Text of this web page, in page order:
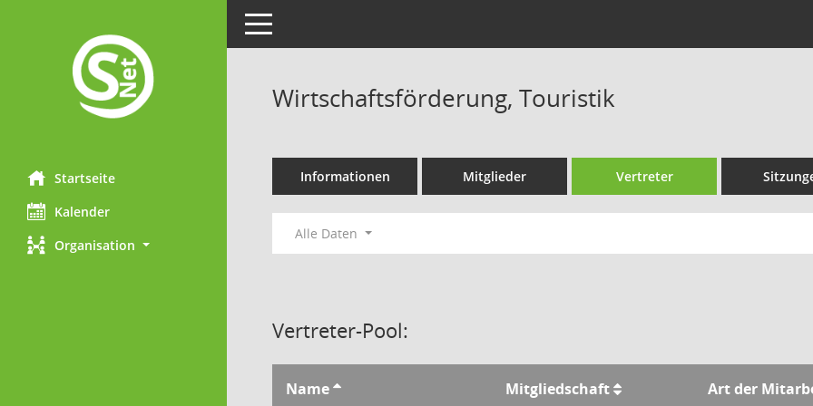
Startseite
Kalender
Organisation
Toggle navigation
Wirtschaftsförderung, Touristik
Informationen Mitglieder Vertreter
Alle Daten
Vertreter-Pool:
Name Mitgliedschaft Art der